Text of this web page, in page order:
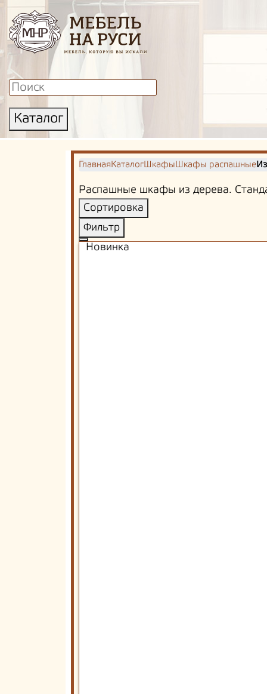
Каталог
ГлавнаяКаталогШкафыШкафы распашные
Распашные шкафы из дерева.
Сортировка
Фильтр
Новинка